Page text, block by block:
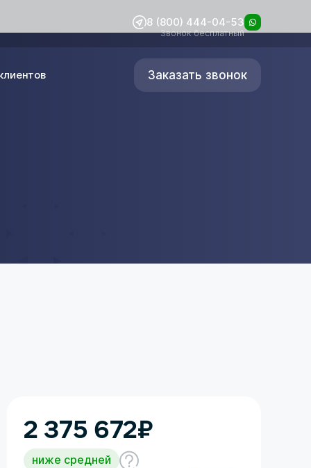
8 (800) 444-04-53
Звонок бесплатный
Заказать звонок
2 375 672₽
ниже средней